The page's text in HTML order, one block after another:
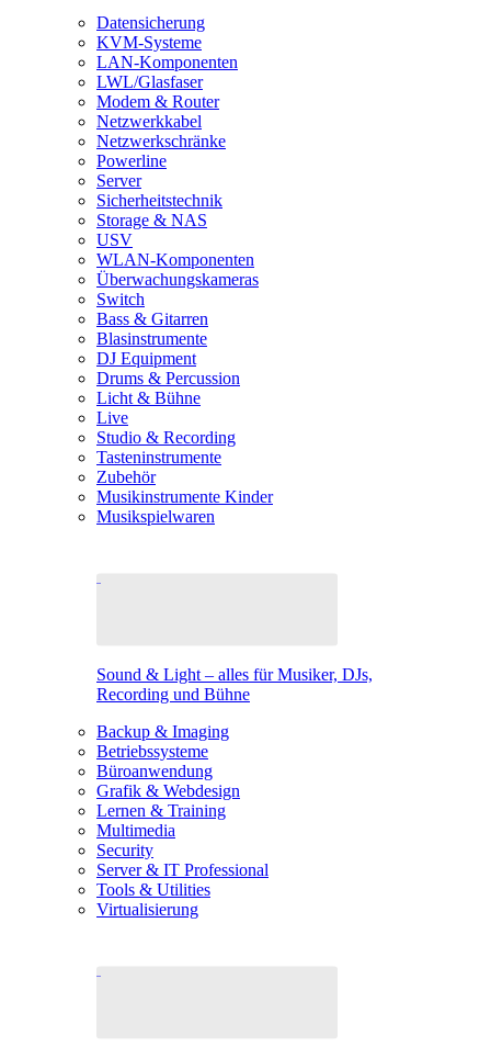
Datensicherung
KVM-Systeme
LAN-Komponenten
LWL/Glasfaser
Modem & Router
Netzwerkkabel
Netzwerkschränke
Powerline
Server
Sicherheitstechnik
Storage & NAS
USV
WLAN-Komponenten
Überwachungskameras
Switch
Bass & Gitarren
Blasinstrumente
DJ Equipment
Drums & Percussion
Licht & Bühne
Live
Studio & Recording
Tasteninstrumente
Zubehör
Musikinstrumente Kinder
Musikspielwaren
Sound & Light – alles für Musiker, DJs,
Recording und Bühne
Backup & Imaging
Betriebssysteme
Büroanwendung
Grafik & Webdesign
Lernen & Training
Multimedia
Security
Server & IT Professional
Tools & Utilities
Virtualisierung